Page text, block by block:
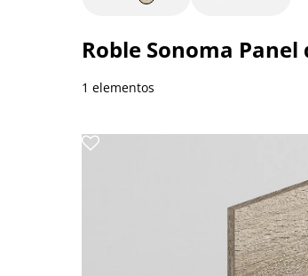
Roble Sonoma Panel
1 elementos